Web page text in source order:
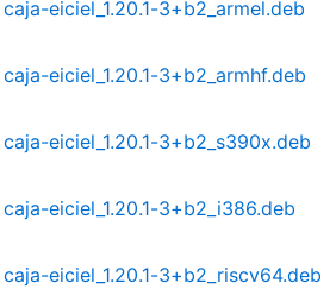
caja-eiciel_1.20.1-3+b2_armel.deb
caja-eiciel_1.20.1-3+b2_armhf.deb
caja-eiciel_1.20.1-3+b2_s390x.deb
caja-eiciel_1.20.1-3+b2_i386.deb
caja-eiciel_1.20.1-3+b2_riscv64.deb